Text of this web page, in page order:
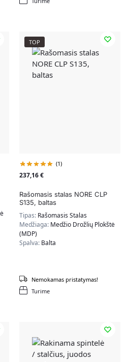
TOP
(1)
237,16€
Rašomasis stalas NORE CLP
S135, baltas
Tipas: Rašomasis Stalas
Medžiaga: Medžio Drožlių Plokštė
(MDP)
Spalva: Balta
Turime
Nemokamas pristatymas!